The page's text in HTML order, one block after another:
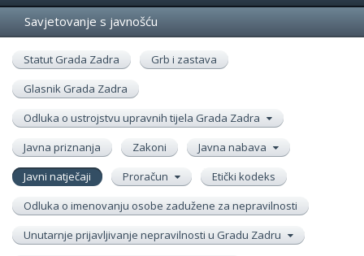
Savjetovanje s javnošću
Statut Grada Zadra
Grb i zastava
Glasnik Grada Zadra
Odluka o ustrojstvu upravnih tijela Grada Zadra
Javna priznanja
Zakoni
Javna nabava
Javni natječaji
Proračun
Etički kodeks
Odluka o imenovanju osobe zadužene za nepravilnosti
Unutarnje prijavljivanje nepravilnosti u Gradu Zadru